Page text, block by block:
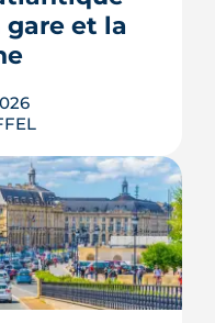
et la
et le fleuve, un
et de chais
de Bordeaux